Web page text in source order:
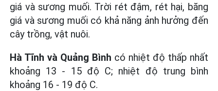
giá và sương muối. Trời rét đậm, rét hại, băng
giá và sương muối có khả năng ảnh hưởng đến
cây trồng, vật nuôi.
Hà Tĩnh và Quảng Bình có nhiệt độ thấp nhất
khoảng 13 - 15 độ C; nhiệt độ trung bình
khoảng 16 - 19 độ C.